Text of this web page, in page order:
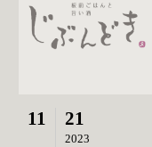
11 21
2023